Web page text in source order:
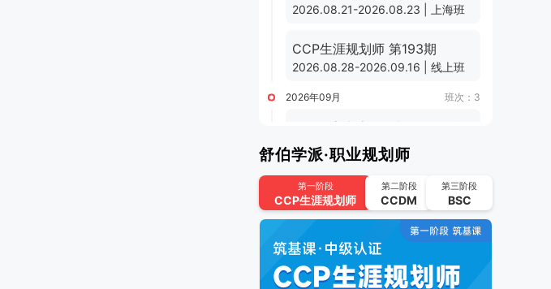
2026.08.21-2026.08.23 | 上海班
CCP生涯规划师 第193期
2026.08.28-2026.09.16 | 线上班
班次：3
2026年09月
2026.09.01-2026.09.24 | 线上班
CCP生涯规划师 第194期
2026.09.11-2026.09.30 | 线上班
UAPM高考志愿规划师 第64期
2026.09.22-2026.10.15 | 线上班
舒伯学派·职业规划师
第一阶段
CCP生涯规划师
第二阶段
CCDM
第三阶段
BSC